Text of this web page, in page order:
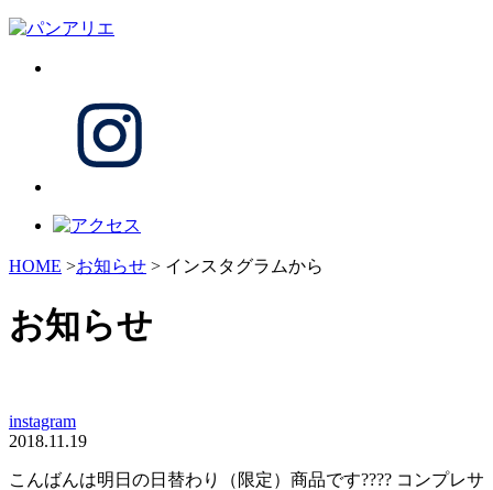
HOME >お知らせ > インスタグラムから
お知らせ
instagram
2018.11.19
こんばんは明日の日替わり（限定）商品です???? コンプレサ